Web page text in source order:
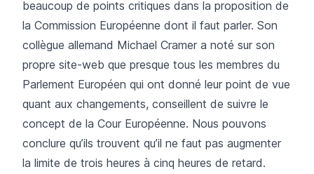
beaucoup de points critiques dans la proposition de
la Commission Européenne dont il faut parler. Son
collègue allemand Michael Cramer a noté sur son
propre site-web que presque tous les membres du
Parlement Européen qui ont donné leur point de vue
quant aux changements, conseillent de suivre le
concept de la Cour Européenne. Nous pouvons
conclure qu’ils trouvent qu’il ne faut pas augmenter
la limite de trois heures à cinq heures de retard.